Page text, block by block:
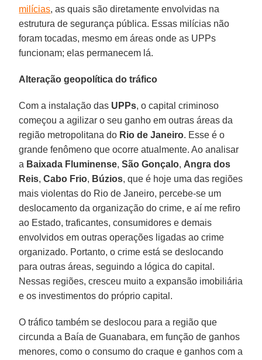
milícias, as quais são diretamente envolvidas na
estrutura de segurança pública. Essas milícias não
foram tocadas, mesmo em áreas onde as UPPs
funcionam; elas permanecem lá.
Alteração geopolítica do tráfico
Com a instalação das UPPs, o capital criminoso
começou a agilizar o seu ganho em outras áreas da
região metropolitana do Rio de Janeiro. Esse é o
grande fenômeno que ocorre atualmente. Ao analisar
a Baixada Fluminense,São Gonçalo, Angra dos
Reis,Cabo Frio, Búzios, que é hoje uma das regiões
mais violentas do Rio de Janeiro, percebe-se um
deslocamento da organização do crime, e aí me refiro
ao Estado, traficantes, consumidores e demais
envolvidos em outras operações ligadas ao crime
organizado. Portanto, o crime está se deslocando
para outras áreas, seguindo a lógica do capital.
Nessas regiões, cresceu muito a expansão imobiliária
e os investimentos do próprio capital.
O tráfico também se deslocou para a região que
circunda a Baía de Guanabara, em função de ganhos
menores, como o consumo do craque e ganhos com a